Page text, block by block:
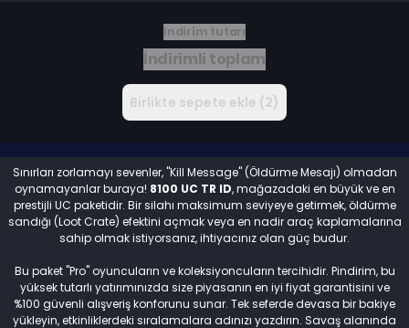
İndirim tutarı
İndirimli toplam
Birlikte sepete ekle (2)
Sınırları zorlamayı sevenler, "Kill Message" (Öldürme Mesajı) olmadan
oynamayanlar buraya! 8100 UC TR ID, mağazadaki en büyük ve en
prestijli UC paketidir. Bir silahı maksimum seviyeye getirmek, öldürme
sandığı (Loot Crate) efektini açmak veya en nadir araç kaplamalarına
sahip olmak istiyorsanız, ihtiyacınız olan güç budur.
Bu paket "Pro" oyuncuların ve koleksiyoncuların tercihidir. Pindirim, bu
yüksek tutarlı yatırımınızda size piyasanın en iyi fiyat garantisini ve
%100 güvenli alışveriş konforunu sunar. Tek seferde devasa bir bakiye
yükleyin, etkinliklerdeki sıralamalara adınızı yazdırın. Savaş alanında